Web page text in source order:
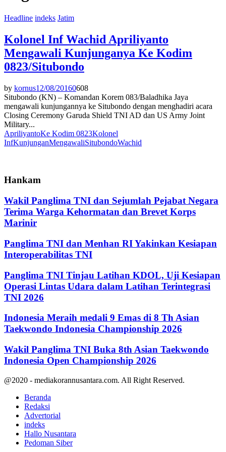
Headline indeks Jatim
Kolonel Inf Wachid Apriliyanto
Mengawali Kunjunganya Ke Kodim
0823/Situbondo
by kornus12/08/20160608
Situbondo (KN) – Komandan Korem 083/Baladhika Jaya
mengawali kunjungannya ke Situbondo dengan menghadiri acara
Closing Ceremony Garuda Shield TNI AD dan US Army Joint
Military...
ApriliyantoKe Kodim 0823Kolonel
InfKunjunganMengawaliSitubondoWachid
Hankam
Wakil Panglima TNI dan Sejumlah Pejabat Negara
Terima Warga Kehormatan dan Brevet Korps
Marinir
Panglima TNI dan Menhan RI Yakinkan Kesiapan
Interoperabilitas TNI
Panglima TNI Tinjau Latihan KDOL, Uji Kesiapan
Operasi Lintas Udara dalam Latihan Terintegrasi
TNI 2026
Indonesia Meraih medali 9 Emas di 8 Th Asian
Taekwondo Indonesia Championship 2026
Wakil Panglima TNI Buka 8th Asian Taekwondo
Indonesia Open Championship 2026
@2020 - mediakorannusantara.com. All Right Reserved.
Beranda
Redaksi
Advertorial
indeks
Hallo Nusantara
Pedoman Siber